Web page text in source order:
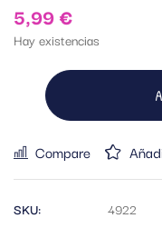
5,99€
Hay existencias
Compare
SKU:
4922